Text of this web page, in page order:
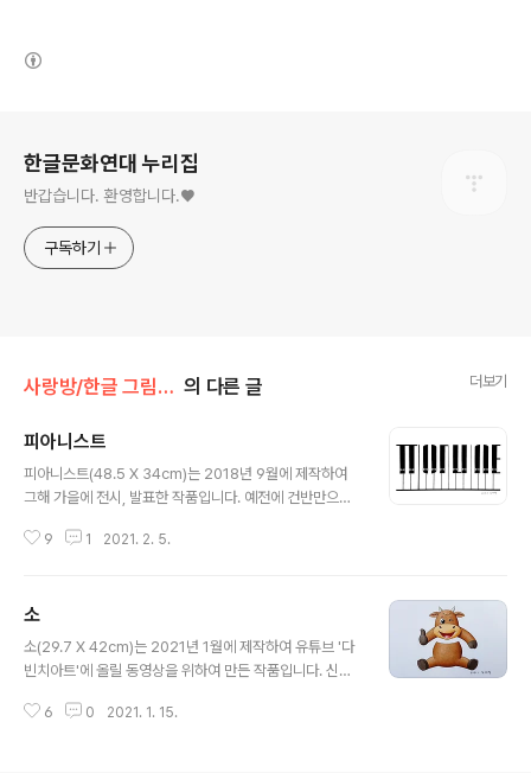
한글문화연대 누리집
반갑습니다. 환영합니다.♥
구독하기
사랑방/한글 그림글자(김대혁) 의 다른 글 더보기
피아니스트
피아니스트(48.5 X 34cm)는 2018년 9월에 제작하여
그해 가을에 전시, 발표한 작품입니다. 예전에 건반만으로
편이라 조금 더 많으면 좋을 수 있겠다는 생각에 피아니스
이 풍부한 건반악기입니다. 피아노를 직업적으로 연주하는
사람을 뜻하는 피아니스트를 건반만으로 표현하는 것은 단
순하지만 세련되게 보일 수 있어 시도해 보았는데 실제로
기억합니다. 이 작품을 구상하고 그리면서 한글이 참 아름
9 1 2021. 2. 5.
소
소(29.7 X 42cm)는 2021년 1월에 제작하여 유튜브 '다
빈치아트'에 올릴 동영상을 위하여 만든 작품입니다. 신축
올해가 '하얀 소의 해'라고 하여 흰 소를 생각해 보았지만
6 0 2021. 1. 15.